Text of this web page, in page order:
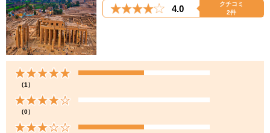
4.0
クチコミ
2件
（1）
（0）